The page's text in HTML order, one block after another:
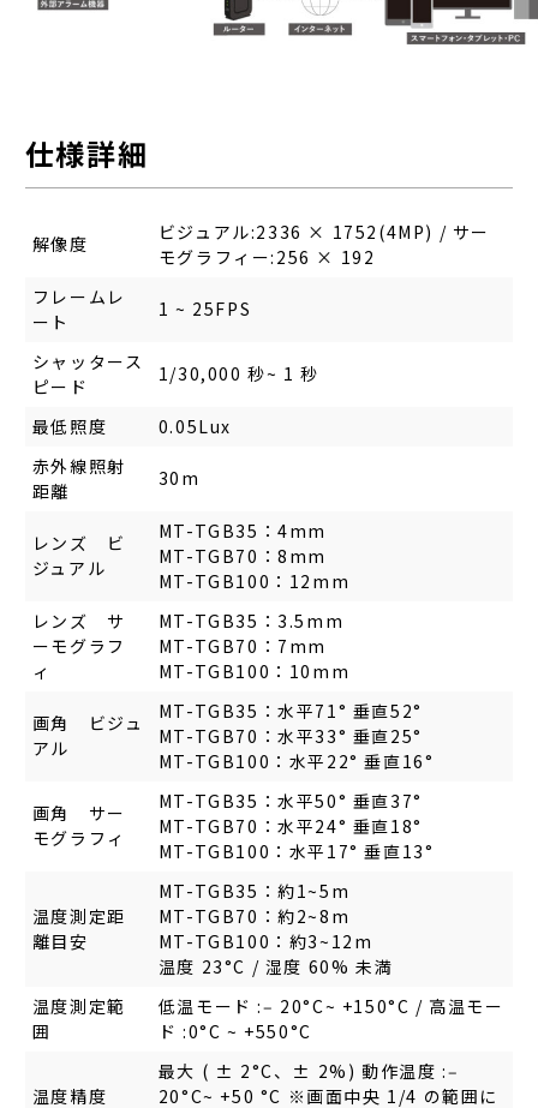
仕様詳細
解像度
ビジュアル:2336 × 1752(4MP) / サー
モグラフィー:256 × 192
フレームレ
ート
1 ~ 25FPS
シャッタース
ピード
1/30,000 秒~ 1 秒
最低照度
0.05Lux
赤外線照射
距離
30m
レンズ ビ
ジュアル
MT-TGB35：4mm
MT-TGB70：8mm
MT-TGB100：12mm
レンズ サ
ーモグラフ
ィ
MT-TGB35：3.5mm
MT-TGB70：7mm
MT-TGB100：10mm
画角 ビジュ
アル
MT-TGB35：水平71° 垂直52°
MT-TGB70：水平33° 垂直25°
MT-TGB100：水平22° 垂直16°
画角 サー
モグラフィ
MT-TGB35：水平50° 垂直37°
MT-TGB70：水平24° 垂直18°
MT-TGB100：水平17° 垂直13°
温度測定距
離目安
MT-TGB35：約1~5m
MT-TGB70：約2~8m
MT-TGB100：約3~12m
温度 23°C / 湿度 60% 未満
温度測定範
囲
低温モード :‒ 20°C~ +150°C / 高温モー
ド :0°C ~ +550°C
温度精度
最大 ( ± 2°C、± 2%) 動作温度 :‒
20°C~ +50 °C ※画面中央 1/4 の範囲に